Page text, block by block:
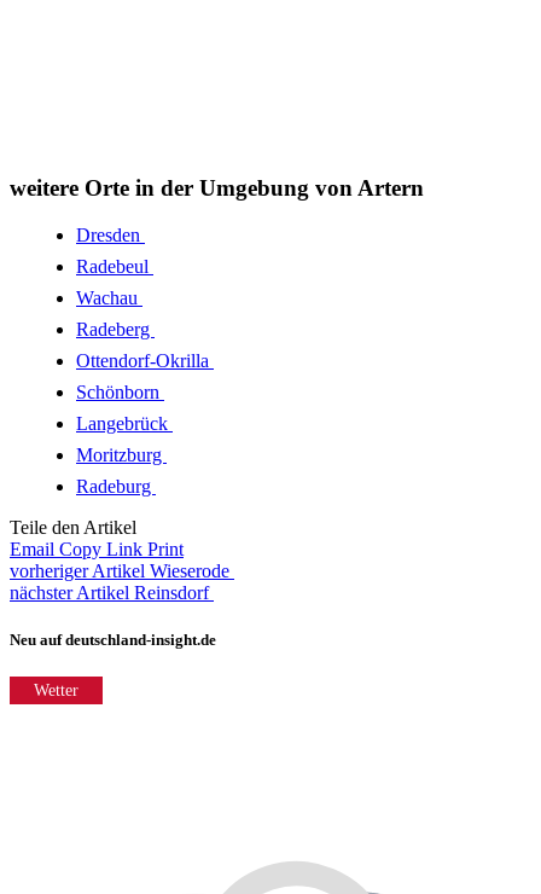
weitere Orte in der Umgebung von Artern
Dresden
Radebeul
Wachau
Radeberg
Ottendorf-Okrilla
Schönborn
Langebrück
Moritzburg
Radeburg
Teile den Artikel
Email Copy Link Print
vorheriger Artikel Wieserode
nächster Artikel Reinsdorf
Neu auf deutschland-insight.de
Wetter